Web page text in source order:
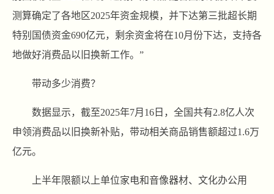
测算确定了各地区2025年资金规模，并下达第三批超长期
特别国债资金690亿元，剩余资金将在10月份下达，支持各
地做好消费品以旧换新工作。”
带动多少消费？
数据显示，截至2025年7月16日，全国共有2.8亿人次
申领消费品以旧换新补贴，带动相关商品销售额超过1.6万
亿元。
上半年限额以上单位家电和音像器材、文化办公用